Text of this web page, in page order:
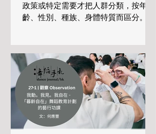
政策或特定需要才把人群分類，按年
齡、性別、種族、身體特質而區分。若
然他們在一個活動共舞，大概這會被稱
為共融舞蹈活動。為甚麼會有這樣的分
別? 當社會把人們分類後再湊合起來，
便會被稱作「共融」。如果「自然而
然」混起來，就是日常，不用刻意提
「共融」；但現時社會卻常以「共融」
為口號，反映了群體之間仍有融合的空